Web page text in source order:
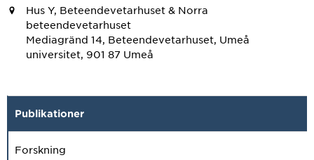
Hus Y, Beteendevetarhuset & Norra
beteendevetarhuset
Mediagränd 14, Beteendevetarhuset, Umeå
universitet, 901 87 Umeå
Publikationer
Forskning